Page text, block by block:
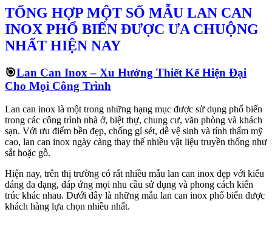
TỔNG HỢP MỘT SỐ MẪU LAN CAN
INOX PHỔ BIẾN ĐƯỢC ƯA CHUỘNG
NHẤT HIỆN NAY
🎯Lan Can Inox – Xu Hướng Thiết Kế Hiện Đại
Cho Mọi Công Trình
Lan can inox là một trong những hạng mục được sử dụng phổ biến
trong các công trình nhà ở, biệt thự, chung cư, văn phòng và khách
sạn. Với ưu điểm bền đẹp, chống gỉ sét, dễ vệ sinh và tính thẩm mỹ
cao, lan can inox ngày càng thay thế nhiều vật liệu truyền thống như
sắt hoặc gỗ.
Hiện nay, trên thị trường có rất nhiều mẫu lan can inox đẹp với kiểu
dáng đa dạng, đáp ứng mọi nhu cầu sử dụng và phong cách kiến
trúc khác nhau. Dưới đây là những mẫu lan can inox phổ biến được
khách hàng lựa chọn nhiều nhất.